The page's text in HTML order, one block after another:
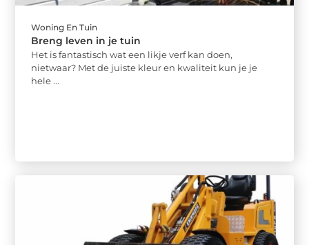
Woning En Tuin
Breng leven in je tuin
Het is fantastisch wat een likje verf kan doen,
nietwaar? Met de juiste kleur en kwaliteit kun je je
hele ...